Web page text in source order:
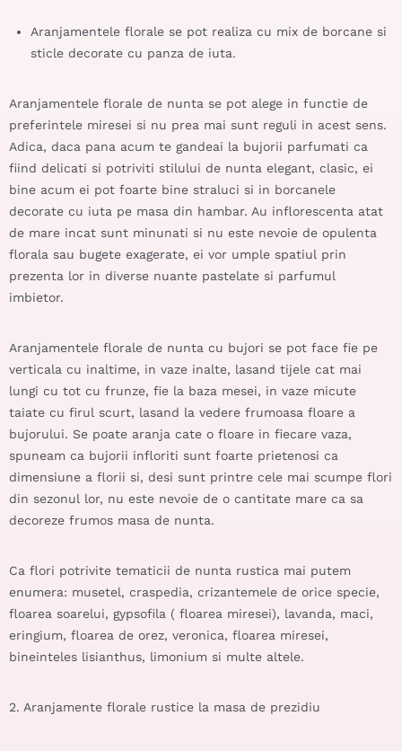
Aranjamentele florale se pot realiza cu mix de borcane si
sticle decorate cu panza de iuta.
Aranjamentele florale de nunta se pot alege in functie de
preferintele miresei si nu prea mai sunt reguli in acest sens.
Adica, daca pana acum te gandeai la bujorii parfumati ca
fiind delicati si potriviti stilului de nunta elegant, clasic, ei
bine acum ei pot foarte bine straluci si in borcanele
decorate cu iuta pe masa din hambar. Au inflorescenta atat
de mare incat sunt minunati si nu este nevoie de opulenta
florala sau bugete exagerate, ei vor umple spatiul prin
prezenta lor in diverse nuante pastelate si parfumul
imbietor.
Aranjamentele florale de nunta cu bujori se pot face fie pe
verticala cu inaltime, in vaze inalte, lasand tijele cat mai
lungi cu tot cu frunze, fie la baza mesei, in vaze micute
taiate cu firul scurt, lasand la vedere frumoasa floare a
bujorului. Se poate aranja cate o floare in fiecare vaza,
spuneam ca bujorii infloriti sunt foarte prietenosi ca
dimensiune a florii si, desi sunt printre cele mai scumpe flori
din sezonul lor, nu este nevoie de o cantitate mare ca sa
decoreze frumos masa de nunta.
Ca flori potrivite tematicii de nunta rustica mai putem
enumera: musetel, craspedia, crizantemele de orice specie,
floarea soarelui, gypsofila ( floarea miresei), lavanda, maci,
eringium, floarea de orez, veronica, floarea miresei,
bineinteles lisianthus, limonium si multe altele.
2. Aranjamente florale rustice la masa de prezidiu